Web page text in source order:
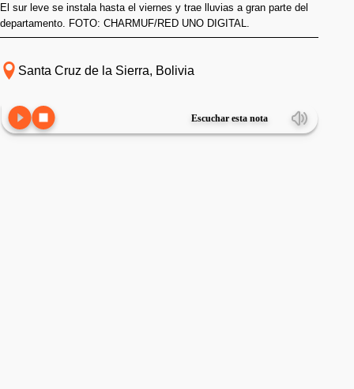
El sur leve se instala hasta el viernes y trae lluvias a gran parte del
departamento. FOTO: CHARMUF/RED UNO DIGITAL.
Santa Cruz de la Sierra, Bolivia
Escuchar esta nota